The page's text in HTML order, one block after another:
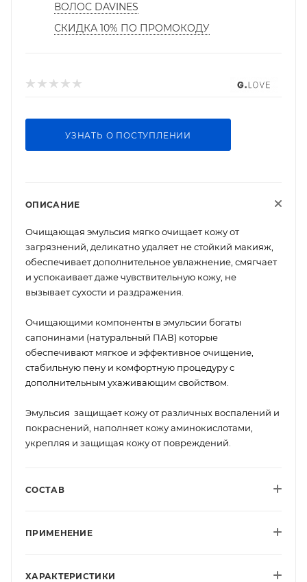
ВОЛОС DAVINES
СКИДКА 10% ПО ПРОМОКОДУ
УЗНАТЬ О ПОСТУПЛЕНИИ
ОПИСАНИЕ
Очищающая эмульсия мягко очищает кожу от
загрязнений, деликатно удаляет не стойкий макияж,
обеспечивает дополнительное увлажнение, смягчает
и успокаивает даже чувствительную кожу, не
вызывает сухости и раздражения.
Очищающими компоненты в эмульсии богаты
сапонинами (натуральный ПАВ) которые
обеспечивают мягкое и эффективное очищение,
стабильную пену и комфортную процедуру с
дополнительным ухаживающим свойством.
Эмульсия защищает кожу от различных воспалений и
покраснений, наполняет кожу аминокислотами,
укрепляя и защищая кожу от повреждений.
СОСТАВ
ПРИМЕНЕНИЕ
ХАРАКТЕРИСТИКИ